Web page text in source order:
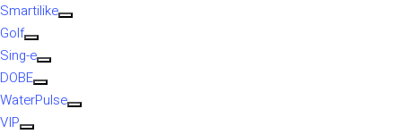
Smartilike
Golf
Sing-e
DOBE
WaterPulse
VIP